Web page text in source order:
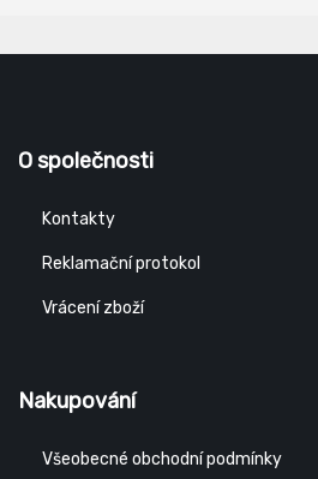
O společnosti
Kontakty
Reklamační protokol
Vrácení zboží
Nakupování
Všeobecné obchodní podmínky